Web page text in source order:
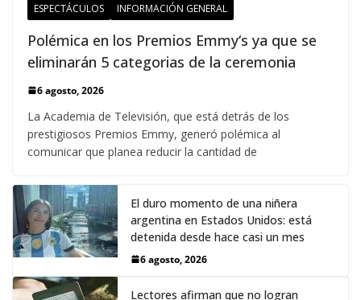
ESPECTÁCULOS INFORMACIÓN GENERAL
Polémica en los Premios Emmy‘s ya que se
eliminarán 5 categorias de la ceremonia
6 agosto, 2026
La Academia de Televisión, que está detrás de los
prestigiosos Premios Emmy, generó polémica al
comunicar que planea reducir la cantidad de
El duro momento de una niñera
argentina en Estados Unidos: está
detenida desde hace casi un mes
6 agosto, 2026
Lectores afirman que no logran